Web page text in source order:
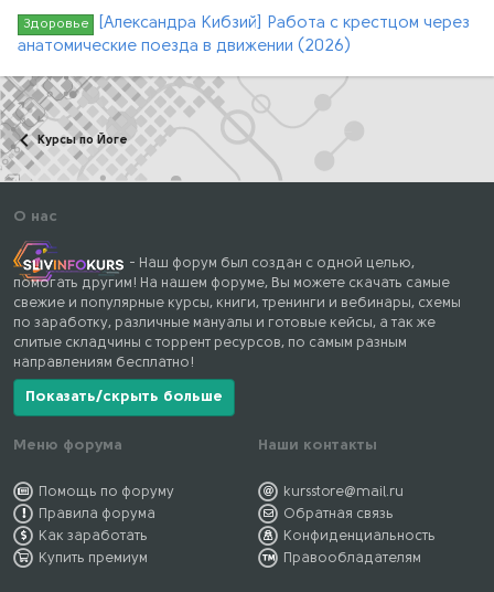
Здоровье
[Александра Кибзий] Работа с крестцом через
анатомические поезда в движении (2026)
Курсы по Йоге
О нас
- Наш форум был создан с одной целью,
помогать другим! На нашем форуме, Вы можете скачать самые
свежие и популярные курсы, книги, тренинги и вебинары, схемы
по заработку, различные мануалы и готовые кейсы, а так же
слитые складчины с торрент ресурсов, по самым разным
направлениям бесплатно!
Показать/скрыть больше
Меню форума
Помощь по форуму
Правила форума
Как заработать
Купить премиум
Наши контакты
kursstore@mail.ru
Обратная связь
Конфиденциальность
Правообладателям